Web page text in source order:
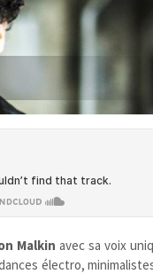
Malkin avec sa voix
électro,